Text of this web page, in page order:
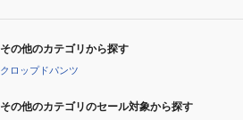
その他のカテゴリから探す
クロップドパンツ
その他のカテゴリのセール対象から探す